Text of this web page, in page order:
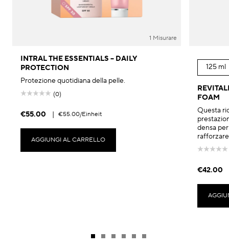
1 Misurare
INTRAL THE ESSENTIALS – DAILY
PROTECTION
Protezione quotidiana della pelle.
(0)
€55.00 | €55.00/Einheit
AGGIUNGI AL CARRELLO
125 ml
FOAM
Questa
densa
€42.00